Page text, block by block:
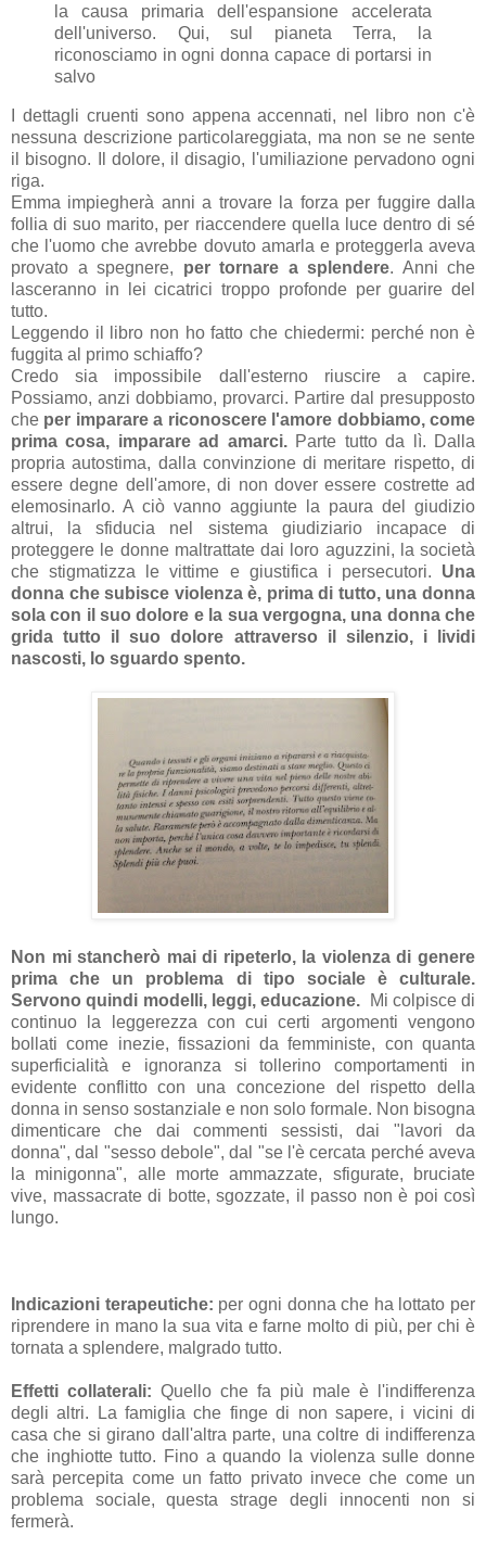
la causa primaria dell'espansione accelerata
dell'universo. Qui, sul pianeta Terra, la
riconosciamo in ogni donna capace di portarsi in
salvo
I dettagli cruenti sono appena accennati, nel libro non c'è
nessuna descrizione particolareggiata, ma non se ne sente
il bisogno. Il dolore, il disagio, l'umiliazione pervadono ogni
riga.
Emma impiegherà anni a trovare la forza per fuggire dalla
follia di suo marito, per riaccendere quella luce dentro di sé
che l'uomo che avrebbe dovuto amarla e proteggerla aveva
provato a spegnere, per tornare a splendere. Anni che
lasceranno in lei cicatrici troppo profonde per guarire del
tutto.
Leggendo il libro non ho fatto che chiedermi: perché non è
fuggita al primo schiaffo?
Credo sia impossibile dall'esterno riuscire a capire.
Possiamo, anzi dobbiamo, provarci. Partire dal presupposto
che per imparare a riconoscere l'amore dobbiamo, come
prima cosa, imparare ad amarci. Parte tutto da lì. Dalla
propria autostima, dalla convinzione di meritare rispetto, di
essere degne dell'amore, di non dover essere costrette ad
elemosinarlo. A ciò vanno aggiunte la paura del giudizio
altrui, la sfiducia nel sistema giudiziario incapace di
proteggere le donne maltrattate dai loro aguzzini, la società
che stigmatizza le vittime e giustifica i persecutori. Una
donna che subisce violenza è, prima di tutto, una donna
sola con il suo dolore e la sua vergogna, una donna che
grida tutto il suo dolore attraverso il silenzio, i lividi
nascosti, lo sguardo spento.
Non mi stancherò mai di ripeterlo, la violenza di genere
prima che un problema di tipo sociale è culturale.
Servono quindi modelli, leggi, educazione. Mi colpisce di
continuo la leggerezza con cui certi argomenti vengono
bollati come inezie, fissazioni da femministe, con quanta
superficialità e ignoranza si tollerino comportamenti in
evidente conflitto con una concezione del rispetto della
donna in senso sostanziale e non solo formale. Non bisogna
dimenticare che dai commenti sessisti, dai "lavori da
donna", dal "sesso debole", dal "se l'è cercata perché aveva
la minigonna", alle morte ammazzate, sfigurate, bruciate
vive, massacrate di botte, sgozzate, il passo non è poi così
lungo.
Indicazioni terapeutiche: per ogni donna che ha lottato per
riprendere in mano la sua vita e farne molto di più, per chi è
tornata a splendere, malgrado tutto.
Effetti collaterali: Quello che fa più male è l'indifferenza
degli altri. La famiglia che finge di non sapere, i vicini di
casa che si girano dall'altra parte, una coltre di indifferenza
che inghiotte tutto. Fino a quando la violenza sulle donne
sarà percepita come un fatto privato invece che come un
problema sociale, questa strage degli innocenti non si
fermerà.